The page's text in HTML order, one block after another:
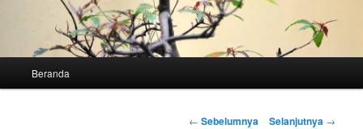
Beranda
Navigasi
← Sebelumnya Selanjutnya →